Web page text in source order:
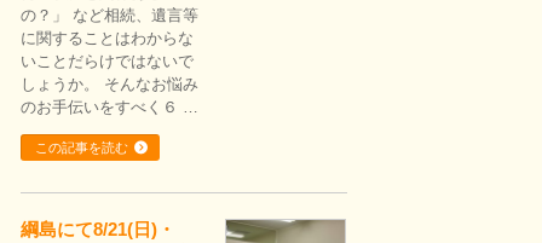
の？」 など相続、遺言等
に関することはわからな
いことだらけではないで
しょうか。 そんなお悩み
のお手伝いをすべく６ …
この記事を読む
綱島にて8/21(日)・